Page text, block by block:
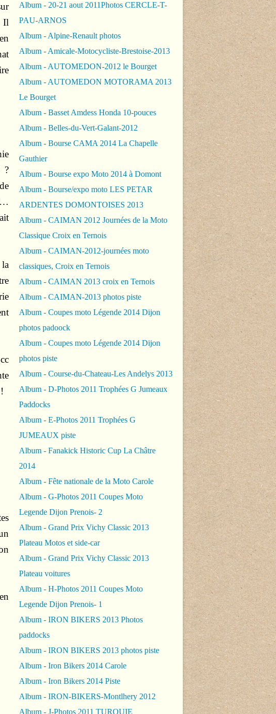
Il
?
Album - 20-21 aout 2011Photos CERCLE-T-
PAU-ARNOS
Album - Alpine-Renault photos
Album - Amicale-Motocycliste-Brestoise-2013
Album - AUTOMEDON-2012 le Bourget
Album - AUTOMEDON MOTORAMA 2013
Le Bourget
Album - Basset Amdess Honda 10-pouces
Album - Belles-du-Vert-Galant-2012
Album - Bourse CAMA 2014 La Chapelle
Gauthier
Album - Bourse expo Moto 2014 à Domont
Album - Bourse/expo moto LES PETAR
ARDENTES DOMONTOISES 2013
Album - CAIMAN 2012 Journées de la Moto
Classique Croix en Ternois
Album - CAIMAN-2012-journées moto
classiques, Croix en Ternois
Album - CAIMAN 2013 croix en Ternois
Album - CAIMAN-2013 photos piste
Album - Coupes moto Légende 2014 Dijon
photos padoock
Album - Coupes moto Légende 2014 Dijon
photos piste
Album - Course-du-Chateau-Les Andelys 2013
Album - D-Photos 2011 Trophées G Jumeaux
Paddocks
Album - E-Photos 2011 Trophées G
JUMEAUX piste
Album - Fanakick Historic Cup La Châtre
2014
Album - Fête nationale de la Moto Carole
Album - G-Photos 2011 Coupes Moto
Legende Dijon Prenois- 2
Album - Grand Prix Vichy Classic 2013
Plateau Motos et side-car
Album - Grand Prix Vichy Classic 2013
Plateau voitures
Album - H-Photos 2011 Coupes Moto
Legende Dijon Prenois- 1
Album - IRON BIKERS 2013 Photos
paddocks
Album - IRON BIKERS 2013 photos piste
Album - Iron Bikers 2014 Carole
Album - Iron Bikers 2014 Piste
Album - IRON-BIKERS-Montlhery 2012
Album - J-Photos 2011 TURQUIE